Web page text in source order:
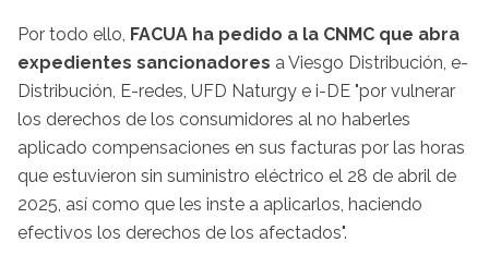
Por todo ello, FACUA ha pedido a la CNMC que abra
expedientes sancionadores a Viesgo Distribución, e-
Distribución, E-redes, UFD Naturgy e i-DE "por vulnerar
los derechos de los consumidores al no haberles
aplicado compensaciones en sus facturas por las horas
que estuvieron sin suministro eléctrico el 28 de abril de
2025, así como que les inste a aplicarlos, haciendo
efectivos los derechos de los afectados".